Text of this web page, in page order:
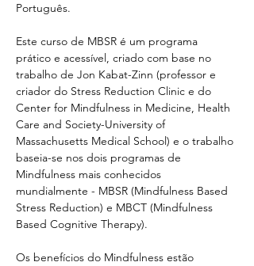
Português.
Este curso de MBSR é um programa
prático e acessível, criado com base no
trabalho de Jon Kabat-Zinn (professor e
criador do Stress Reduction Clinic e do
Center for Mindfulness in Medicine, Health
Care and Society-University of
Massachusetts Medical School) e o trabalho
baseia-se nos dois programas de
Mindfulness mais conhecidos
mundialmente - MBSR (Mindfulness Based
Stress Reduction) e MBCT (Mindfulness
Based Cognitive Therapy).
​Os benefícios do Mindfulness estão